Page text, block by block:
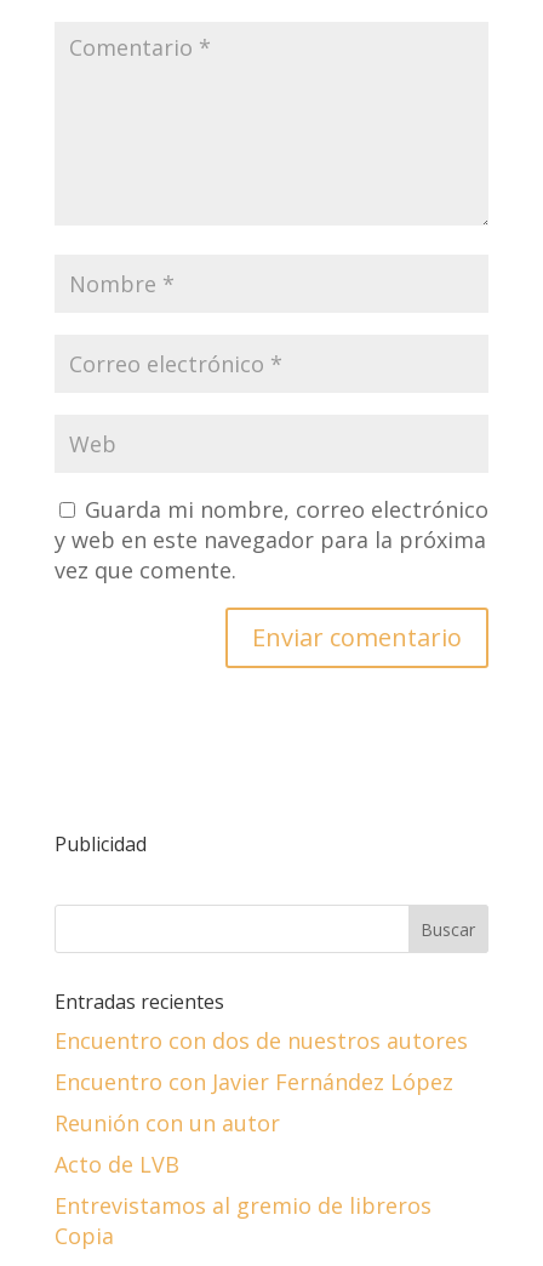
Guarda mi nombre, correo electrónico
y web en este navegador para la próxima
vez que comente.
Publicidad
Entradas recientes
Encuentro con dos de nuestros autores
Encuentro con Javier Fernández López
Reunión con un autor
Acto de LVB
Entrevistamos al gremio de libreros
Copia